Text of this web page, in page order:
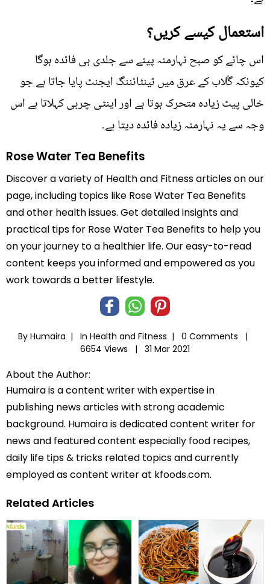
استعمال کیسے کریں؟
اس چائے کو صبح نہارمنہ پینے سے جلدی ہی فائدہ ہوگا
کیونکہ گُلاب کے عرق میں ٹینٹائننگ ایجنٹ پایا جاتا ہے جو
خالی پیٹ زیادہ متحرک ہوتا ہے اور اینٹی چربی کہلاتا ہے اس
وجہ سے یہ نہارمنہ زیادہ فائدہ دیتا ہے۔
Rose Water Tea Benefits
Discover a variety of Health and Fitness articles on our
page, including topics like Rose Water Tea Benefits
and other health issues. Get detailed insights and
practical tips for Rose Water Tea Benefits to help you
on your journey to a healthier life. Our easy-to-read
content keeps you informed and empowered as you
work towards a better lifestyle.
By Humaira | In Health and Fitness |
0 Comments |
6654 Views |
31 Mar 2021
About the Author:
Humaira is a content writer with expertise in
publishing news articles with strong academic
background. Humaira is dedicated content writer for
news and featured content especially food recipes,
daily life tips & tricks related topics and currently
employed as content writer at kfoods.com.
Related Articles